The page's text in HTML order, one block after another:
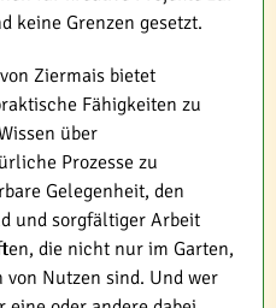
keine Grenzen gesetzt.
Ziermais bietet
Fähigkeiten zu
über
Prozesse zu
Gelegenheit, den
und sorgfältiger Arbeit
die nicht nur im Garten,
von Nutzen sind. Und wer